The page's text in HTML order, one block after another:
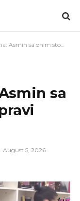
onim stomakom pravi LUBENIČAR 🍉
sa
August 5, 2026